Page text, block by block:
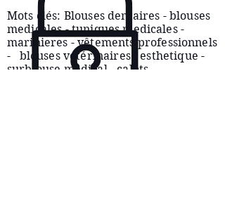
Mots clés: Blouses dentaires - blouses
medicales - tuniques medicales -
marinieres -vêtements professionnels
- blouses vétérinaires - esthetique -
surblouse medical - calots